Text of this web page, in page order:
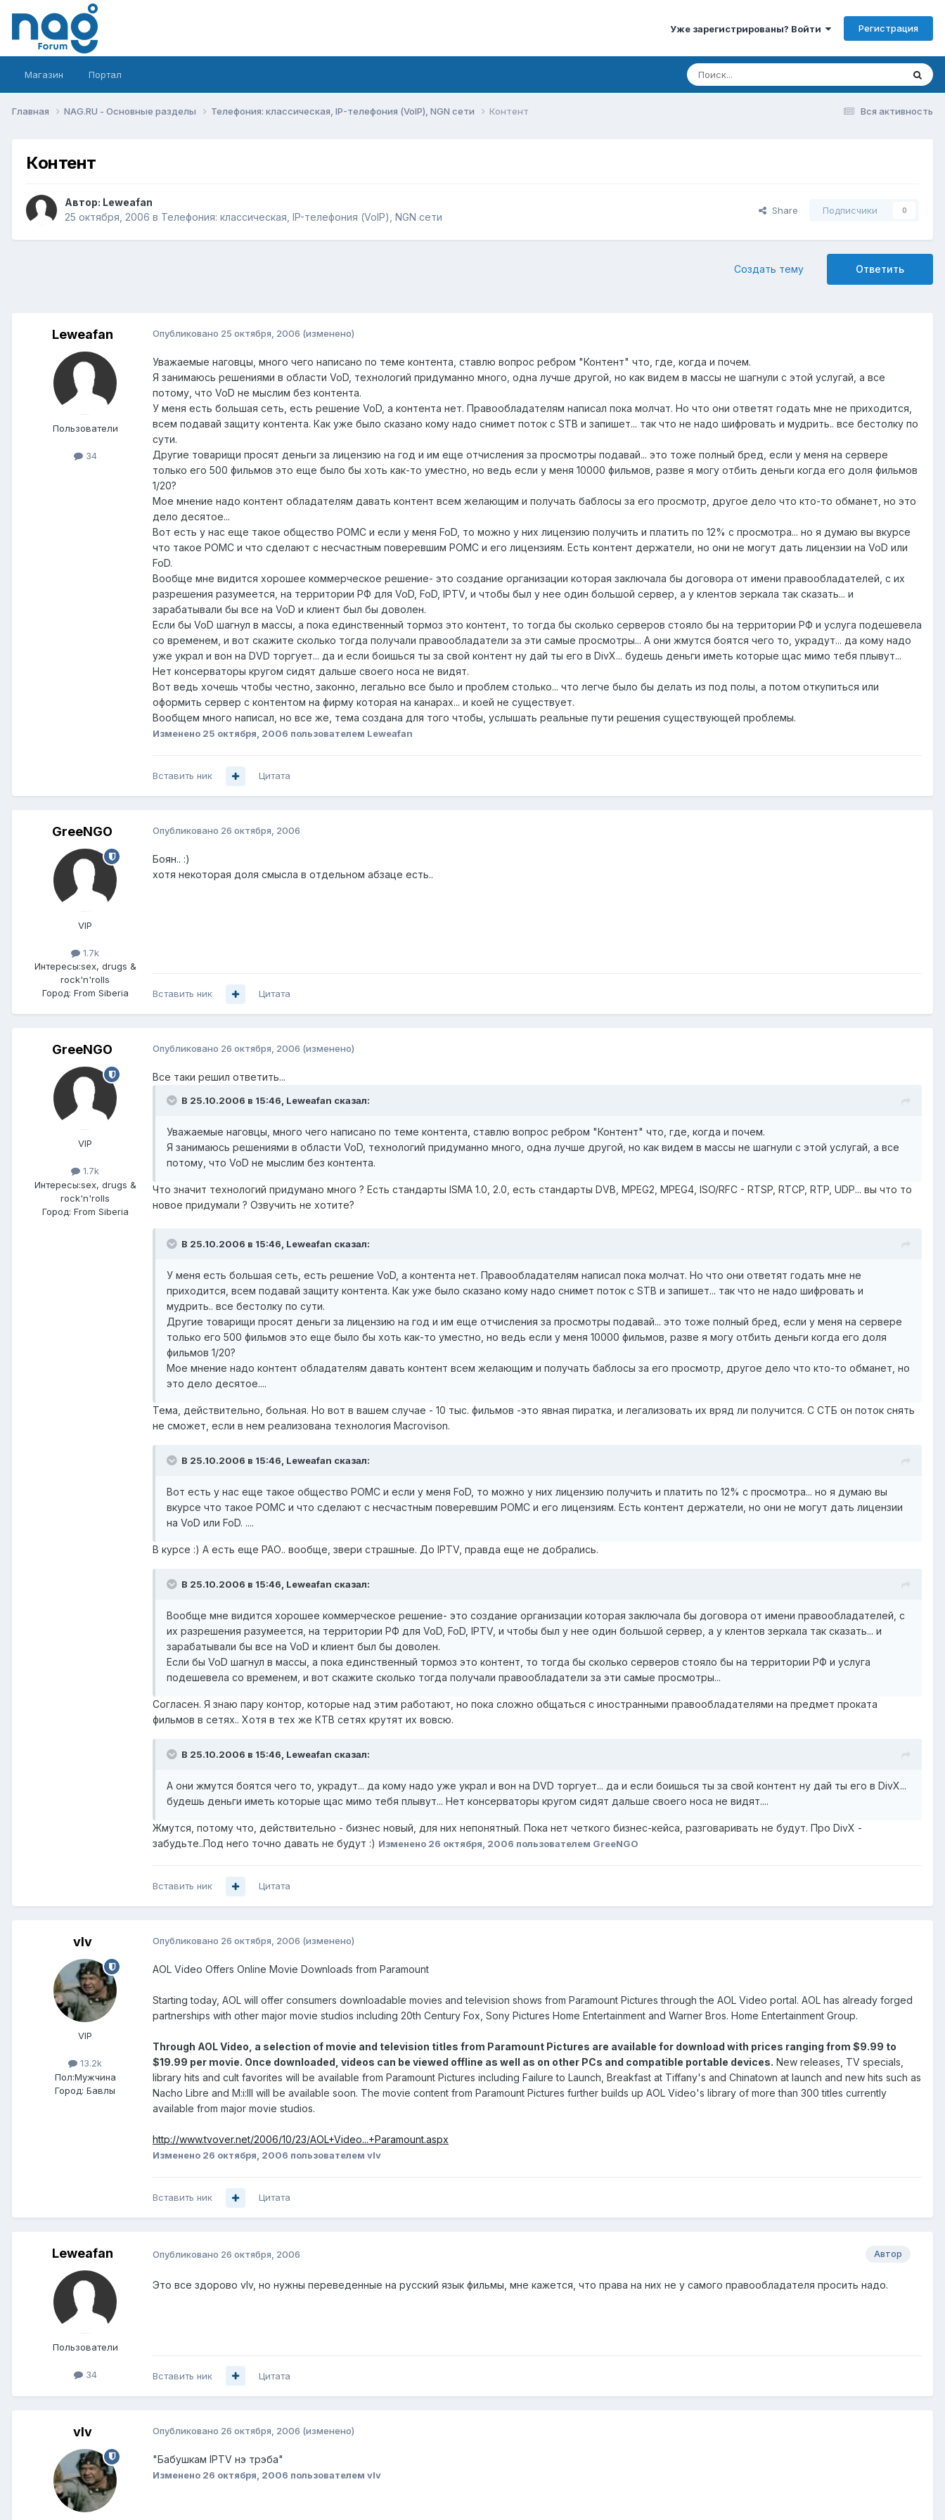
Уже зарегистрированы? Войти Регистрация
Магазин Портал
Вся активность
Главная NAG.RU - Основные разделы Телефония: классическая, IP-телефония (VoIP), NGN сети Контент
Контент
Автор: Leweafan
25 октября, 2006 в Телефония: классическая, IP-телефония (VoIP), NGN сети
Share Подписчики 0
Ответить
Создать тему
Leweafan
Пользователи
34
Опубликовано 25 октября, 2006 (изменено)
Уважаемые наговцы, много чего написано по теме контента, ставлю вопрос ребром "Контент" что, где, когда и почем.
Я занимаюсь решениями в области VoD, технологий придуманно много, одна лучше другой, но как видем в массы не шагнули с этой услугай, а все
потому, что VoD не мыслим без контента.
У меня есть большая сеть, есть решение VoD, а контента нет. Правообладателям написал пока молчат. Но что они ответят годать мне не приходится,
всем подавай защиту контента. Как уже было сказано кому надо снимет поток с STB и запишет... так что не надо шифровать и мудрить.. все бестолку по
сути.
Другие товарищи просят деньги за лицензию на год и им еще отчисления за просмотры подавай... это тоже полный бред, если у меня на сервере
только его 500 фильмов это еще было бы хоть как-то уместно, но ведь если у меня 10000 фильмов, разве я могу отбить деньги когда его доля фильмов
1/20?
Мое мнение надо контент обладателям давать контент всем желающим и получать баблосы за его просмотр, другое дело что кто-то обманет, но это
дело десятое...
Вот есть у нас еще такое общество РОМС и если у меня FoD, то можно у них лицензию получить и платить по 12% с просмотра... но я думаю вы вкурсе
что такое РОМС и что сделают с несчастным поверевшим РОМС и его лицензиям. Есть контент держатели, но они не могут дать лицензии на VoD или
FoD.
Вообще мне видится хорошее коммерческое решение- это создание организации которая заключала бы договора от имени правообладателей, с их
разрешения разумеется, на территории РФ для VoD, FoD, IPTV, и чтобы был у нее один большой сервер, а у клентов зеркала так сказать... и
зарабатывали бы все на VoD и клиент был бы доволен.
Если бы VoD шагнул в массы, а пока единственный тормоз это контент, то тогда бы сколько серверов стояло бы на территории РФ и услуга подешевела
со временем, и вот скажите сколько тогда получали правообладатели за эти самые просмотры... А они жмутся боятся чего то, украдут... да кому надо
уже украл и вон на DVD торгует... да и если боишься ты за свой контент ну дай ты его в DivX... будешь деньги иметь которые щас мимо тебя плывут...
Нет консерваторы кругом сидят дальше своего носа не видят.
Вот ведь хочешь чтобы честно, законно, легально все было и проблем столько... что легче было бы делать из под полы, а потом откупиться или
оформить сервер с контентом на фирму которая на канарах... и коей не существует.
Вообщем много написал, но все же, тема создана для того чтобы, услышать реальные пути решения существующей проблемы.
Изменено 25 октября, 2006 пользователем Leweafan
Вставить ник Цитата
GreeNGO
VIP
1.7k
Интересы:sex, drugs &
rock'n'rolls
Город: From Siberia
Опубликовано 26 октября, 2006
Боян.. :)
хотя некоторая доля смысла в отдельном абзаце есть..
Вставить ник Цитата
GreeNGO
VIP
1.7k
Интересы:sex, drugs &
rock'n'rolls
Город: From Siberia
Опубликовано 26 октября, 2006 (изменено)
Все таки решил ответить...
В 25.10.2006 в 15:46, Leweafan сказал:
Уважаемые наговцы, много чего написано по теме контента, ставлю вопрос ребром "Контент" что, где, когда и почем.
Я занимаюсь решениями в области VoD, технологий придуманно много, одна лучше другой, но как видем в массы не шагнули с этой услугай, а все
потому, что VoD не мыслим без контента.
Что значит технологий придумано много ? Есть стандарты ISMA 1.0, 2.0, есть стандарты DVB, MPEG2, MPEG4, ISO/RFC - RTSP, RTCP, RTP, UDP... вы что то
новое придумали ? Озвучить не хотите?
В 25.10.2006 в 15:46, Leweafan сказал:
У меня есть большая сеть, есть решение VoD, а контента нет. Правообладателям написал пока молчат. Но что они ответят годать мне не
приходится, всем подавай защиту контента. Как уже было сказано кому надо снимет поток с STB и запишет... так что не надо шифровать и
мудрить.. все бестолку по сути.
Другие товарищи просят деньги за лицензию на год и им еще отчисления за просмотры подавай... это тоже полный бред, если у меня на сервере
только его 500 фильмов это еще было бы хоть как-то уместно, но ведь если у меня 10000 фильмов, разве я могу отбить деньги когда его доля
фильмов 1/20?
Мое мнение надо контент обладателям давать контент всем желающим и получать баблосы за его просмотр, другое дело что кто-то обманет, но
это дело десятое....
Тема, действительно, больная. Но вот в вашем случае - 10 тыс. фильмов -это явная пиратка, и легализовать их вряд ли получится. С СТБ он поток снять
не сможет, если в нем реализована технология Macrovison.
В 25.10.2006 в 15:46, Leweafan сказал:
Вот есть у нас еще такое общество РОМС и если у меня FoD, то можно у них лицензию получить и платить по 12% с просмотра... но я думаю вы
вкурсе что такое РОМС и что сделают с несчастным поверевшим РОМС и его лицензиям. Есть контент держатели, но они не могут дать лицензии
на VoD или FoD. ....
В курсе :) А есть еще РАО.. вообще, звери страшные. До IPTV, правда еще не добрались.
В 25.10.2006 в 15:46, Leweafan сказал:
Вообще мне видится хорошее коммерческое решение- это создание организации которая заключала бы договора от имени правообладателей, с
их разрешения разумеется, на территории РФ для VoD, FoD, IPTV, и чтобы был у нее один большой сервер, а у клентов зеркала так сказать... и
зарабатывали бы все на VoD и клиент был бы доволен.
Если бы VoD шагнул в массы, а пока единственный тормоз это контент, то тогда бы сколько серверов стояло бы на территории РФ и услуга
подешевела со временем, и вот скажите сколько тогда получали правообладатели за эти самые просмотры...
Согласен. Я знаю пару контор, которые над этим работают, но пока сложно общаться с иностранными правообладателями на предмет проката
фильмов в сетях.. Хотя в тех же КТВ сетях крутят их вовсю.
В 25.10.2006 в 15:46, Leweafan сказал:
А они жмутся боятся чего то, украдут... да кому надо уже украл и вон на DVD торгует... да и если боишься ты за свой контент ну дай ты его в DivX...
будешь деньги иметь которые щас мимо тебя плывут... Нет консерваторы кругом сидят дальше своего носа не видят....
Жмутся, потому что, действительно - бизнес новый, для них непонятный. Пока нет четкого бизнес-кейса, разговаривать не будут. Про DivX -
забудьте..Под него точно давать не будут :) Изменено 26 октября, 2006 пользователем GreeNGO
Вставить ник Цитата
vIv
VIP
13.2k
Пол:Мужчина
Город: Бавлы
Опубликовано 26 октября, 2006 (изменено)
AOL Video Offers Online Movie Downloads from Paramount
Starting today, AOL will offer consumers downloadable movies and television shows from Paramount Pictures through the AOL Video portal. AOL has already forged
partnerships with other major movie studios including 20th Century Fox, Sony Pictures Home Entertainment and Warner Bros. Home Entertainment Group.
Through AOL Video, a selection of movie and television titles from Paramount Pictures are available for download with prices ranging from $9.99 to
$19.99 per movie. Once downloaded, videos can be viewed offline as well as on other PCs and compatible portable devices. New releases, TV specials,
library hits and cult favorites will be available from Paramount Pictures including Failure to Launch, Breakfast at Tiffany's and Chinatown at launch and new hits such as
Nacho Libre and M:i:III will be available soon. The movie content from Paramount Pictures further builds up AOL Video's library of more than 300 titles currently
available from major movie studios.
http://www.tvover.net/2006/10/23/AOL+Video...+Paramount.aspx
Изменено 26 октября, 2006 пользователем vIv
Вставить ник Цитата
Leweafan
Пользователи
34
Автор
Опубликовано 26 октября, 2006
Это все здорово vIv, но нужны переведенные на русский язык фильмы, мне кажется, что права на них не у самого правообладателя просить надо.
Вставить ник Цитата
vIv Опубликовано 26 октября, 2006 (изменено)
"Бабушкам IPTV нэ трэба"
Изменено 26 октября, 2006 пользователем vIv